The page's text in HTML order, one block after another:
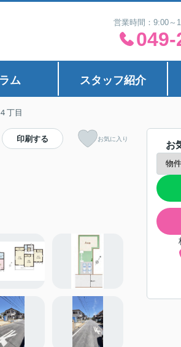
営業時間：9:00
ム スタッフ紹介
丁目
印刷する お気に入り
お